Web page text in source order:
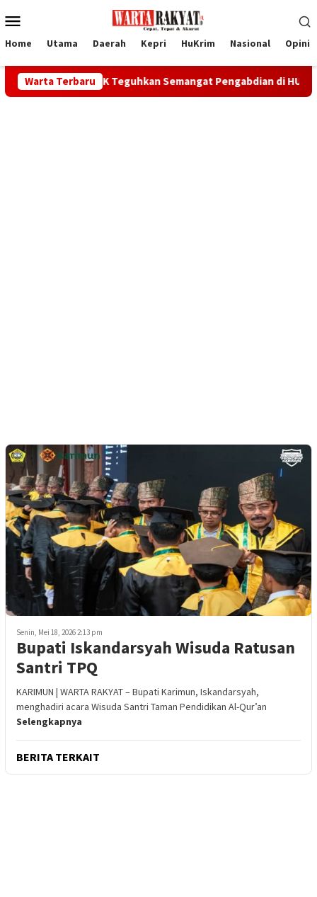
ke
Mobile
Home Utama Daerah Kepri HuKrim Nasional Opini
Warta Terbaru
0317/TBK Teguhkan Semangat Pengabdian di HUT Ke-1
Senin, Mei 18, 2026 2:13 pm
Bupati Iskandarsyah Wisuda Ratusan
Santri TPQ
KARIMUN | WARTA RAKYAT – Bupati Karimun, Iskandarsyah,
menghadiri acara Wisuda Santri Taman Pendidikan Al-Qur’an
Selengkapnya
BERITA TERKAIT